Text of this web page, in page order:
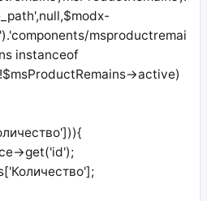
instanceof
>active)
>get('id');